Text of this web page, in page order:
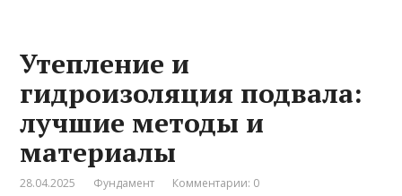
Утепление и
гидроизоляция подвала:
лучшие методы и
материалы
28.04.2025 Фундамент Комментарии: 0